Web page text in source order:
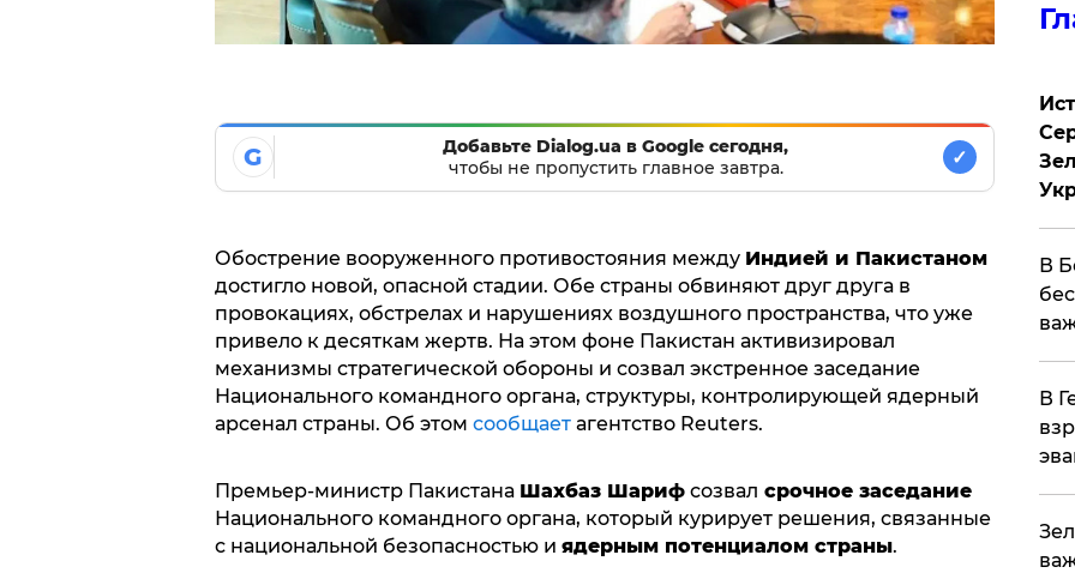
G
Добавьте Dialog.ua в Google сегодня,
чтобы не пропустить главное завтра.
✓
Обострение вооруженного противостояния между Индией и Пакистаном
достигло новой, опасной стадии. Обе страны обвиняют друг друга в
провокациях, обстрелах и нарушениях воздушного пространства, что уже
привело к десяткам жертв. На этом фоне Пакистан активизировал
механизмы стратегической обороны и созвал экстренное заседание
Национального командного органа, структуры, контролирующей ядерный
арсенал страны. Об этом сообщаетагентство Reuters.
Премьер-министр Пакистана Шахбаз Шарифсозвал срочное заседание
Национального командного органа, который курирует решения, связанные
с национальной безопасностью и ядерным потенциалом страны.
В
В